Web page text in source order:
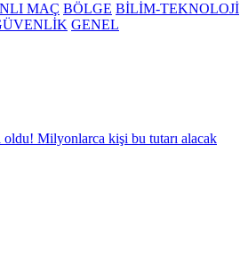
MAÇ BÖLGE BİLİM-TEKNOLOJİ
GENEL
Milyonlarca kişi bu tutarı alacak